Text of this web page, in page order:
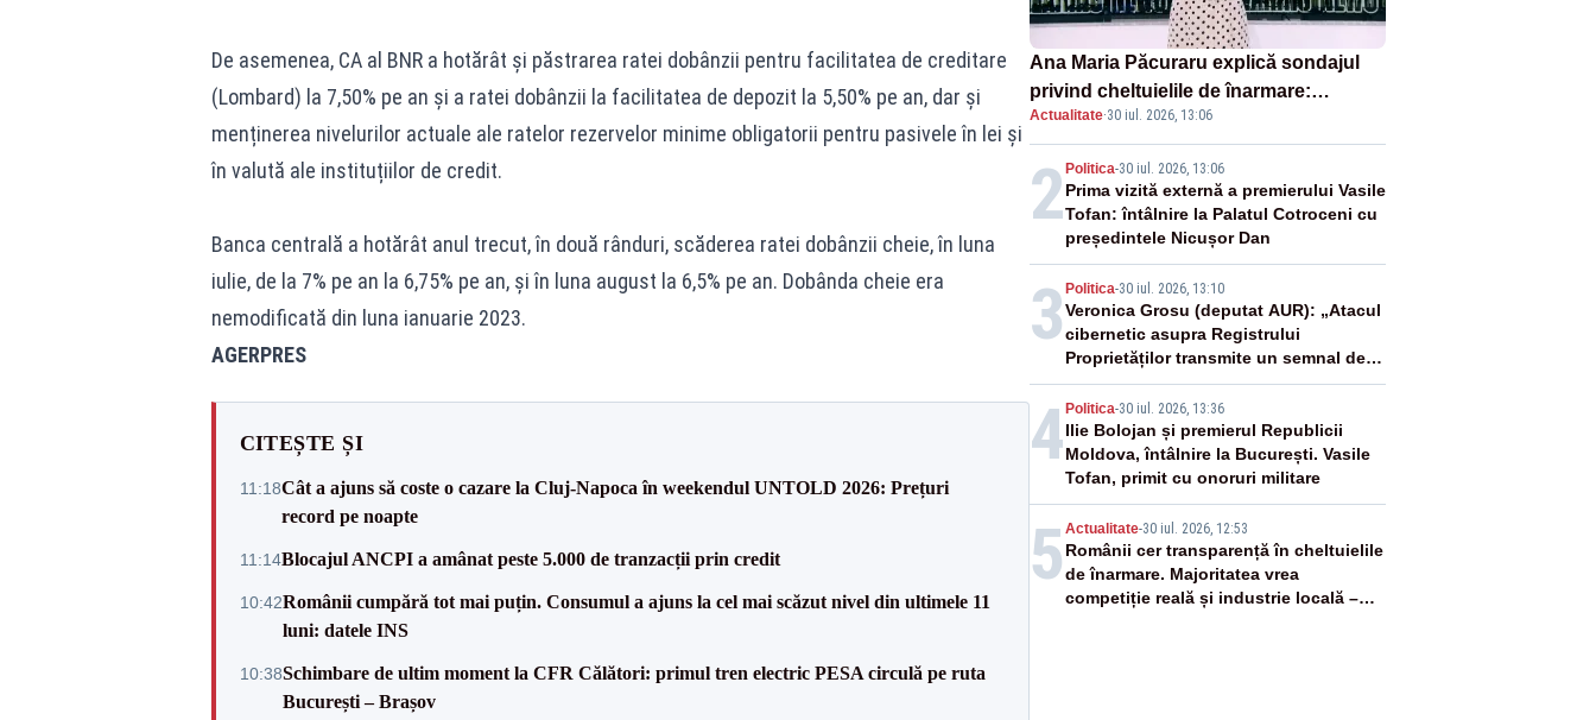
De asemenea, CA al BNR a hotărât și păstrarea ratei dobânzii pentru facilitatea de creditare
(Lombard) la 7,50% pe an și a ratei dobânzii la facilitatea de depozit la 5,50% pe an, dar și
menținerea nivelurilor actuale ale ratelor rezervelor minime obligatorii pentru pasivele în lei și
în valută ale instituțiilor de credit.
Banca centrală a hotărât anul trecut, în două rânduri, scăderea ratei dobânzii cheie, în luna
iulie, de la 7% pe an la 6,75% pe an, și în luna august la 6,5% pe an. Dobânda cheie era
nemodificată din luna ianuarie 2023.
AGERPRES
CITEȘTE ȘI
11:18Cât a ajuns să coste o cazare la Cluj-Napoca în weekendul UNTOLD 2026: Prețuri
record pe noapte
11:14Blocajul ANCPI a amânat peste 5.000 de tranzacții prin credit
10:42Românii cumpără tot mai puțin. Consumul a ajuns la cel mai scăzut nivel din ultimele 11
luni: datele INS
10:38Schimbare de ultim moment la CFR Călători: primul tren electric PESA circulă pe ruta
București – Brașov
Ana Maria Păcuraru explică sondajul
privind cheltuielile de înarmare:
Românii cer transparență în achiziții și
un echilibru între partenerii externi
Actualitate·30 iul. 2026, 13:06
2 Politica-30 iul. 2026, 13:06
Prima vizită externă a premierului Vasile
Tofan: întâlnire la Palatul Cotroceni cu
președintele Nicușor Dan
3 Politica-30 iul. 2026, 13:10
Veronica Grosu (deputat AUR): „Atacul
cibernetic asupra Registrului
Proprietăților transmite un semnal de
neîncredere investitorilor”
4 Politica-30 iul. 2026, 13:36
Ilie Bolojan și premierul Republicii
Moldova, întâlnire la București. Vasile
Tofan, primit cu onoruri militare
5 Actualitate-30 iul. 2026, 12:53
Românii cer transparență în cheltuielile
de înarmare. Majoritatea vrea
competiție reală și industrie locală –